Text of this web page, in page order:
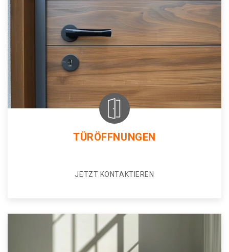
TÜRÖFFNUNGEN
JETZT KONTAKTIEREN